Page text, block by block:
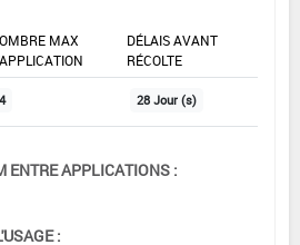
MAX
DÉLAIS AVANT
RÉCOLTE
4 28 Jour (s)
ENTRE APPLICATIONS :
: